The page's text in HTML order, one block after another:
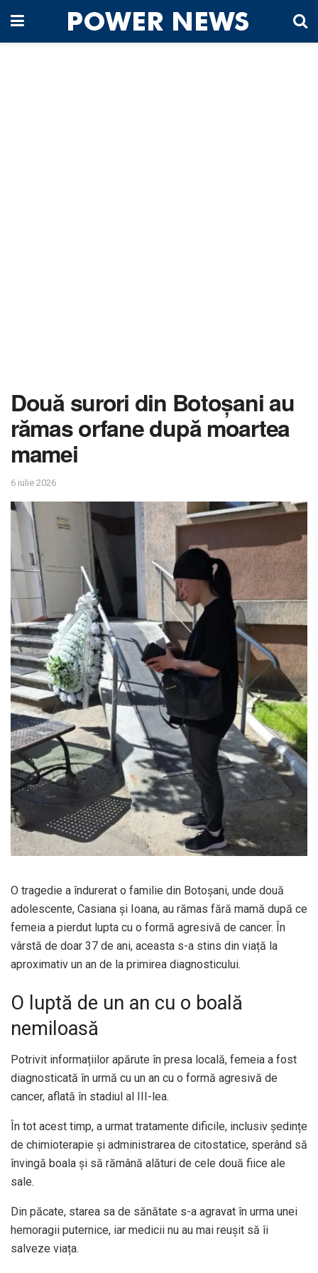
Două surori din Botoșani au
rămas orfane după moartea
mamei
6 iulie 2026
O tragedie a îndurerat o familie din Botoșani, unde două
adolescente, Casiana și Ioana, au rămas fără mamă după ce
femeia a pierdut lupta cu o formă agresivă de cancer. În
vârstă de doar 37 de ani, aceasta s-a stins din viață la
aproximativ un an de la primirea diagnosticului.
O luptă de un an cu o boală
nemiloasă
Potrivit informațiilor apărute în presa locală, femeia a fost
diagnosticată în urmă cu un an cu o formă agresivă de
cancer, aflată în stadiul al III-lea.
În tot acest timp, a urmat tratamente dificile, inclusiv ședințe
de chimioterapie și administrarea de citostatice, sperând să
învingă boala și să rămână alături de cele două fiice ale
sale.
Din păcate, starea sa de sănătate s-a agravat în urma unei
hemoragii puternice, iar medicii nu au mai reușit să îi
salveze viața.